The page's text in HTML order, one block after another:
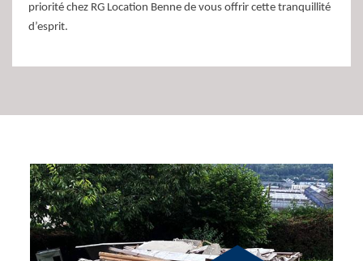
priorité chez RG Location Benne de vous offrir cette tranquillité
d’esprit.